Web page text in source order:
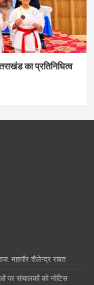
का प्रतिनिधित्व
महापौर शैलेन्द्र रावत
पर संचालकों को नोटिस